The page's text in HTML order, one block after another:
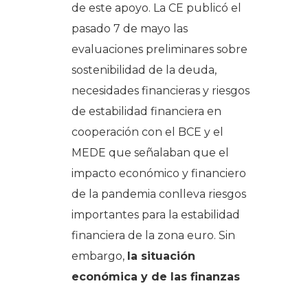
de este apoyo. La CE publicó el
pasado 7 de mayo las
evaluaciones preliminares sobre
sostenibilidad de la deuda,
necesidades financieras y riesgos
de estabilidad financiera en
cooperación con el BCE y el
MEDE que señalaban que el
impacto económico y financiero
de la pandemia conlleva riesgos
importantes para la estabilidad
financiera de la zona euro. Sin
embargo, la situación
económica y de las finanzas